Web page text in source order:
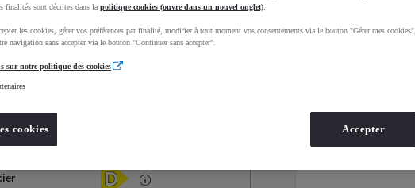
Services Concession
Occasions
finalités sont décrites dans la politique cookies (ouvre dans un nouvel onglet)
les cookies, gérer vos préférences par finalité, modifier à tout moment vos consentements via le bouton "Gérer mes cookies",
navigation sans accepter via le bouton "Continuer sans accepter".
sur notre politique des cookies
cookies Accepter